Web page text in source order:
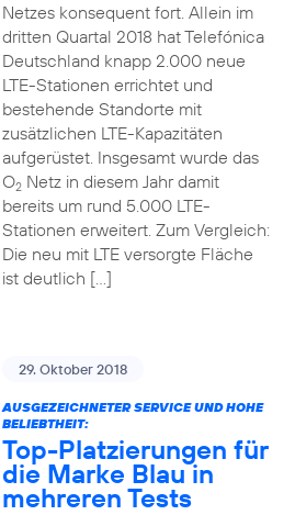
Netzes konsequent fort. Allein im
dritten Quartal 2018 hat Telefónica
Deutschland knapp 2.000 neue
LTE-Stationen errichtet und
bestehende Standorte mit
zusätzlichen LTE-Kapazitäten
aufgerüstet. Insgesamt wurde das
O2Netz in diesem Jahr damit
bereits um rund 5.000 LTE-
Stationen erweitert. Zum Vergleich:
Die neu mit LTE versorgte Fläche
ist deutlich […]
29. Oktober 2018
AUSGEZEICHNETER SERVICE UND HOHE
BELIEBTHEIT:
Top-Platzierungen für
die Marke Blau in
mehreren Tests